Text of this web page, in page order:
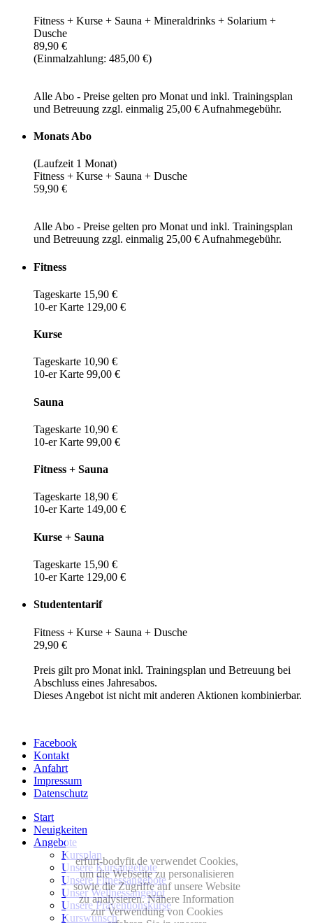
Fitness + Kurse + Sauna + Mineraldrinks + Solarium +
Dusche
89,90 €
(Einmalzahlung: 485,00 €)
Alle Abo - Preise gelten pro Monat und inkl. Trainingsplan
und Betreuung zzgl. einmalig 25,00 € Aufnahmegebühr.
Monats Abo
(Laufzeit 1 Monat)
Fitness + Kurse + Sauna + Dusche
59,90 €
Alle Abo - Preise gelten pro Monat und inkl. Trainingsplan
und Betreuung zzgl. einmalig 25,00 € Aufnahmegebühr.
Fitness
Tageskarte 15,90 €
10-er Karte 129,00 €
Kurse
Tageskarte 10,90 €
10-er Karte 99,00 €
Sauna
Tageskarte 10,90 €
10-er Karte 99,00 €
Fitness + Sauna
Tageskarte 18,90 €
10-er Karte 149,00 €
Kurse + Sauna
Tageskarte 15,90 €
10-er Karte 129,00 €
Studententarif
Fitness + Kurse + Sauna + Dusche
29,90 €
Preis gilt pro Monat inkl. Trainingsplan und Betreuung bei
Abschluss eines Jahresabos.
Dieses Angebot ist nicht mit anderen Aktionen kombinierbar.
Facebook
Kontakt
Anfahrt
Impressum
Datenschutz
Start
Neuigkeiten
Angebote
Kursplan
Unsere Kursangebote
Unsere Fitnessangebote
Unser Wellnessangebot
Unsere Präventionskurse
Kurswunsch
erfurt-bodyfit.de verwendet Cookies,
um die Webseite zu personalisieren
sowie die Zugriffe auf unsere Website
zu analysieren. Nähere Information
zur Verwendung von Cookies